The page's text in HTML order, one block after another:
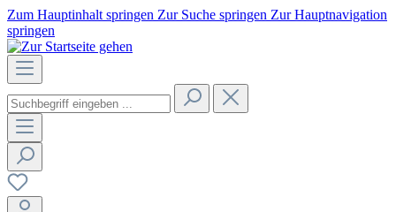
Zum Hauptinhalt springen Zur Suche springen Zur Hauptnavigation
springen